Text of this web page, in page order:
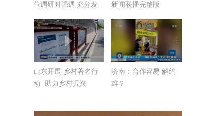
位调研时强调 充分发
用 为现代化强省建设
营造良好氛围
新闻联播完整版
山东开展“乡村著名行
动” 助力乡村振兴
济南：合作容易 解约
难？